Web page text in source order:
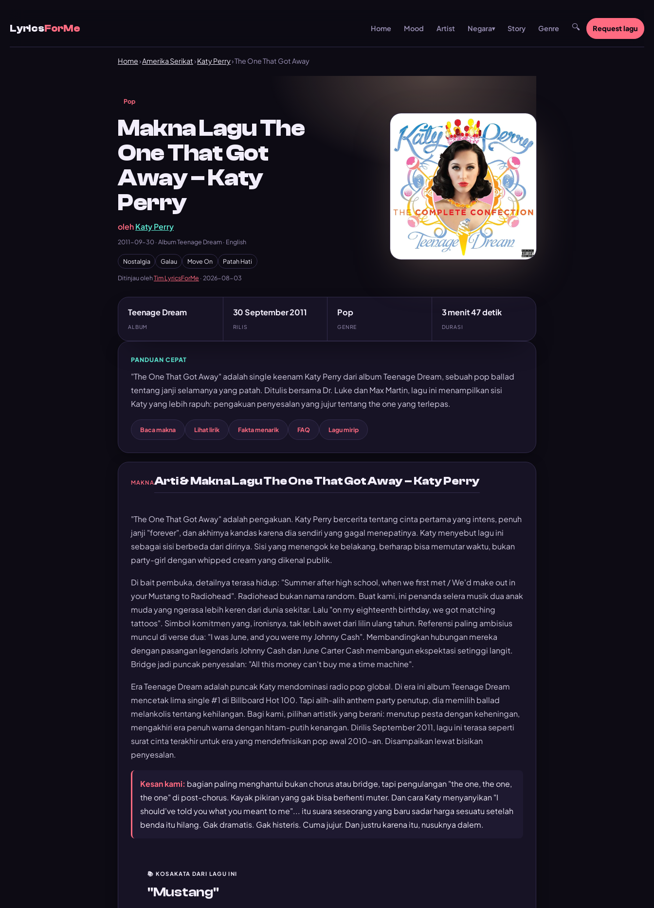
LyricsForMe Home Mood Artist Negara▾ Story Genre 🔍 Request lagu
Home›Amerika Serikat›Katy Perry› The One That Got Away
Pop
Makna Lagu The
One That Got
Away – Katy
Perry
olehKaty Perry
2011-09-30 · Album Teenage Dream · English
Nostalgia Galau Move On Patah Hati
Ditinjau olehTim LyricsForMe ·2026-08-03
Teenage Dream
ALBUM
30 September 2011
RILIS
Pop
GENRE
3 menit 47 detik
DURASI
PANDUAN CEPAT
"The One That Got Away" adalah single keenam Katy Perry dari album Teenage Dream, sebuah pop ballad
tentang janji selamanya yang patah. Ditulis bersama Dr. Luke dan Max Martin, lagu ini menampilkan sisi
Katy yang lebih rapuh: pengakuan penyesalan yang jujur tentang the one yang terlepas.
Baca makna Lihat lirik Fakta menarik FAQ Lagu mirip
MAKNAArti & Makna Lagu The One That Got Away – Katy Perry
"The One That Got Away" adalah pengakuan. Katy Perry bercerita tentang cinta pertama yang intens, penuh
janji "forever", dan akhirnya kandas karena dia sendiri yang gagal menepatinya. Katy menyebut lagu ini
sebagai sisi berbeda dari dirinya. Sisi yang menengok ke belakang, berharap bisa memutar waktu, bukan
party-girl dengan whipped cream yang dikenal publik.
Di bait pembuka, detailnya terasa hidup: "Summer after high school, when we first met / We'd make out in
your Mustang to Radiohead". Radiohead bukan nama random. Buat kami, ini penanda selera musik dua anak
muda yang ngerasa lebih keren dari dunia sekitar. Lalu "on my eighteenth birthday, we got matching
tattoos". Simbol komitmen yang, ironisnya, tak lebih awet dari lilin ulang tahun. Referensi paling ambisius
muncul di verse dua: "I was June, and you were my Johnny Cash". Membandingkan hubungan mereka
dengan pasangan legendaris Johnny Cash dan June Carter Cash membangun ekspektasi setinggi langit.
Bridge jadi puncak penyesalan: "All this money can't buy me a time machine".
Era Teenage Dream adalah puncak Katy mendominasi radio pop global. Di era ini album Teenage Dream
mencetak lima single #1 di Billboard Hot 100. Tapi alih-alih anthem party penutup, dia memilih ballad
melankolis tentang kehilangan. Bagi kami, pilihan artistik yang berani: menutup pesta dengan keheningan,
mengakhiri era penuh warna dengan hitam-putih kenangan. Dirilis September 2011, lagu ini terasa seperti
surat cinta terakhir untuk era yang mendefinisikan pop awal 2010-an. Disampaikan lewat bisikan
penyesalan.
Kesan kami: bagian paling menghantui bukan chorus atau bridge, tapi pengulangan "the one, the one,
the one" di post-chorus. Kayak pikiran yang gak bisa berhenti muter. Dan cara Katy menyanyikan "I
should've told you what you meant to me"... itu suara seseorang yang baru sadar harga sesuatu setelah
benda itu hilang. Gak dramatis. Gak histeris. Cuma jujur. Dan justru karena itu, nusuknya dalem.
📚 KOSAKATA DARI LAGU INI
"Mustang"